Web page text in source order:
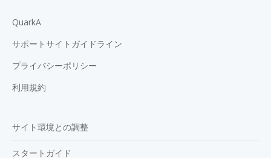
QuarkA
サポートサイトガイドライン
プライバシーポリシー
利用規約
サイト環境との調整
スタートガイド